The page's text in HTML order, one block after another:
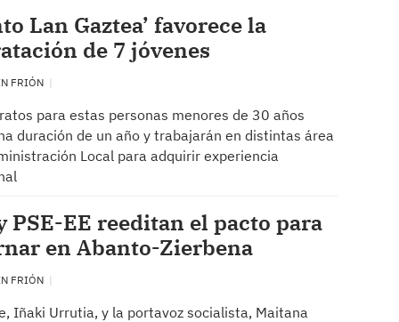
Lan Gaztea’ favorece la
de 7 jóvenes
FRIÓN
para estas personas menores de 30 años
duración de un año y trabajarán en distintas área
Local para adquirir experiencia
PSE-EE reeditan el pacto para
en Abanto-Zierbena
FRIÓN
Iñaki Urrutia, y la portavoz socialista, Maitana